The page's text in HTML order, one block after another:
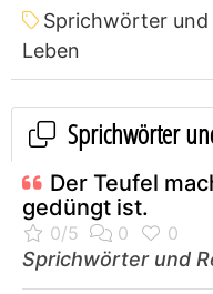
Sprichwörter und
Leben
Sprichwörter
Der Teufel
gedüngt ist.
Sprichwörter und